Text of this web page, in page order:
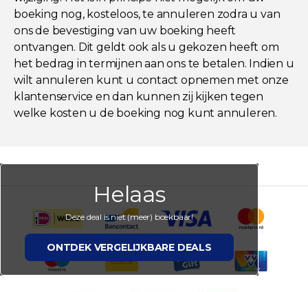
boeking nog, kosteloos, te annuleren zodra u van
ons de bevestiging van uw boeking heeft
ontvangen. Dit geldt ook als u gekozen heeft om
het bedrag in termijnen aan ons te betalen. Indien u
wilt annuleren kunt u contact opnemen met onze
klantenservice en dan kunnen zij kijken tegen
welke kosten u de boeking nog kunt annuleren.
Helaas
Deze deal is niet (meer) boekbaar!
ONTDEK VERGELIJKBARE DEALS